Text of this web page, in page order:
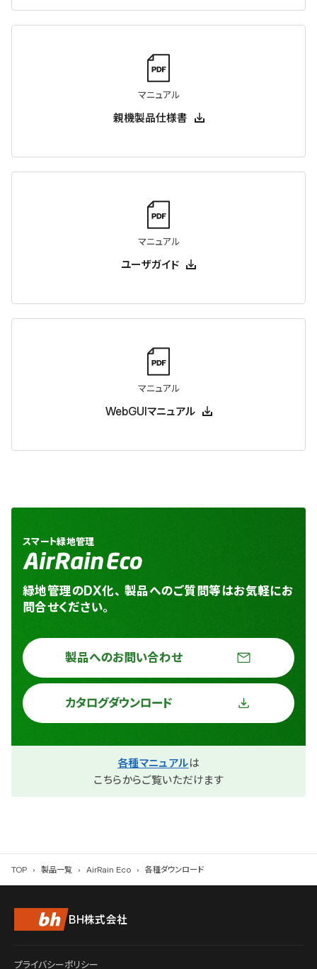
マニュアル
親機製品仕様書
マニュアル
ユーザガイド
マニュアル
WebGUIマニュアル
スマート緑地管理
緑地管理のDX化、製品へのご質問等はお気軽にお
問合せください。
製品へのお問い合わせ
カタログダウンロード
各種マニュアルは
こちらからご覧いただけます
TOP 製品一覧 AirRain Eco 各種ダウンロード
BH株式会社
プライバシーポリシー